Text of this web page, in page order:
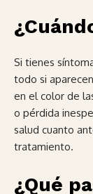
Si tienes
todo si
en el color de
o pérdida
salud cuanto
tratamiento.
¿Qué